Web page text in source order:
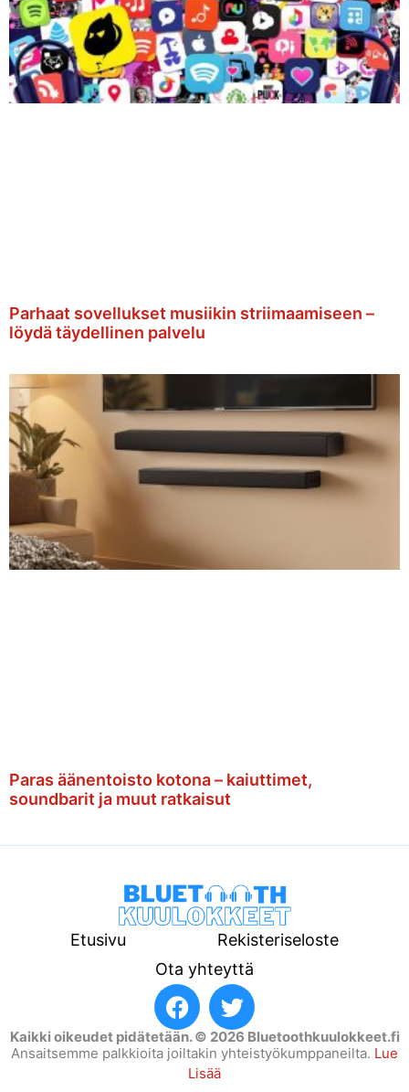
Parhaat sovellukset musiikin striimaamiseen –
löydä täydellinen palvelu
Paras äänentoisto kotona – kaiuttimet,
soundbarit ja muut ratkaisut
Etusivu
Rekisteriseloste
Ota yhteyttä
Kaikki oikeudet pidätetään. © 2026 Bluetoothkuulokkeet.fi
Ansaitsemme palkkioita joiltakin yhteistyökumppaneilta. Lue
Lisää